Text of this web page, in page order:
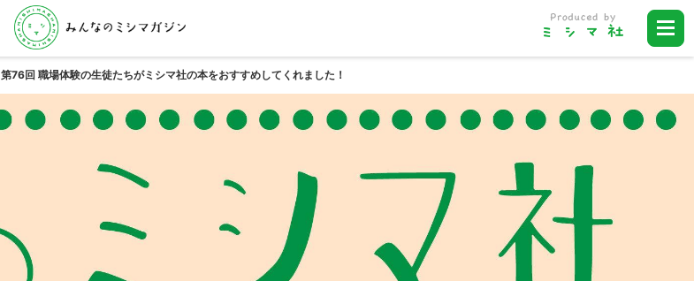
第76回 職場体験の生徒たちがミシマ社の本をおすすめしてくれました！